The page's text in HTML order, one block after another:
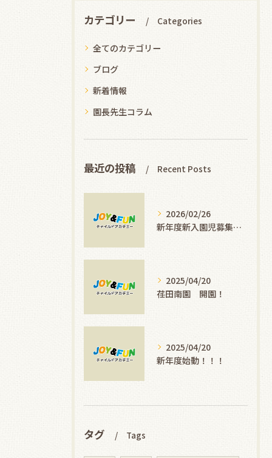
カテゴリー Categories
全てのカテゴリー
ブログ
新着情報
園長先生コラム
最近の投稿 Recent Posts
2026/02/26
新年度新入園児募集します！
2025/04/20
荏田南園 開園！
2025/04/20
新年度始動！！！
タグ Tags